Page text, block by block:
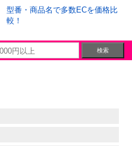
型番・商品名で多数ECを価格比
較！